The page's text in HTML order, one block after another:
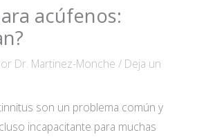
acúfenos:
Dr. Martinez-Monche/ Deja un
son un problema común y
incapacitante para muchas